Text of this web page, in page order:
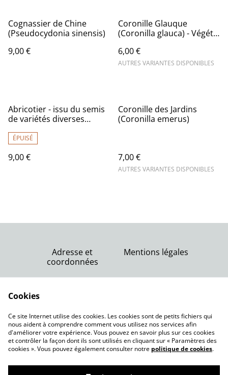
Cognassier de Chine
(Pseudocydonia sinensis)
9,00 €
Coronille Glauque
(Coronilla glauca) - Végétal
6,00 €
AUTRES VARIANTES DISPONIBLES
Abricotier - issu du semis
de variétés diverses
ÉPUISÉ
9,00 €
Coronille des Jardins
(Coronilla emerus)
7,00 €
AUTRES VARIANTES DISPONIBLES
Adresse et
coordonnées
Nous contacter
Mentions légales
Conditions générales
Politique de cookies
Cookies
Ce site Internet utilise des cookies. Les cookies sont de petits fichiers qui
nous aident à comprendre comment vous utilisez nos services afin
d'améliorer votre expérience. Vous pouvez en savoir plus sur ces cookies
et contrôler la façon dont ils sont utilisés en cliquant sur « Paramètres des
cookies ». Vous pouvez également consulter notre politique de cookies.